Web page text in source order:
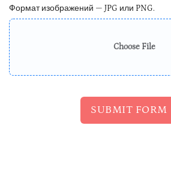
Формат изображений — JPG или PNG.
Choose File
SUBMIT FORM